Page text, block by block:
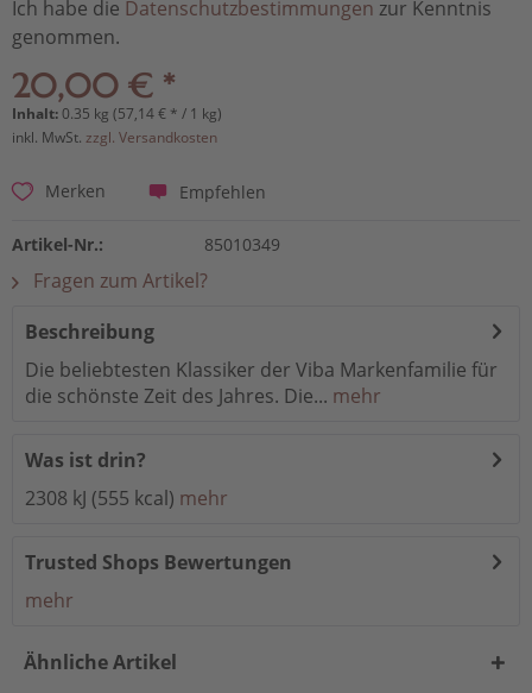
Ich habe die Datenschutzbestimmungen zur Kenntnis
genommen.
20,00 € *
Inhalt:0.35 kg (57,14 € * / 1 kg)
inkl. MwSt. zzgl. Versandkosten
Merken Empfehlen
Artikel-Nr.: 85010349
Fragen zum Artikel?
Beschreibung
Die beliebtesten Klassiker der Viba Markenfamilie für
die schönste Zeit des Jahres. Die... mehr
Was ist drin?
2308 kJ (555 kcal) mehr
Trusted Shops Bewertungen
mehr
Ähnliche Artikel